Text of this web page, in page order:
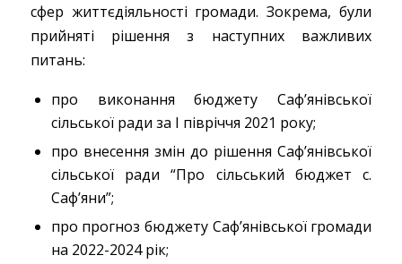
сфер життєдіяльності громади. Зокрема, були
прийняті рішення з наступних важливих
питань:
про виконання бюджету Саф’янівської
сільської ради за I півріччя 2021 року;
про внесення змін до рішення Саф’янівської
сільської ради “Про сільський бюджет с.
Саф’яни”;
про прогноз бюджету Саф’янівської громади
на 2022-2024 рік;